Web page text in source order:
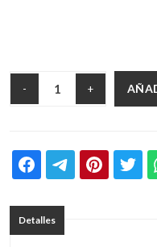
- +
Detalles